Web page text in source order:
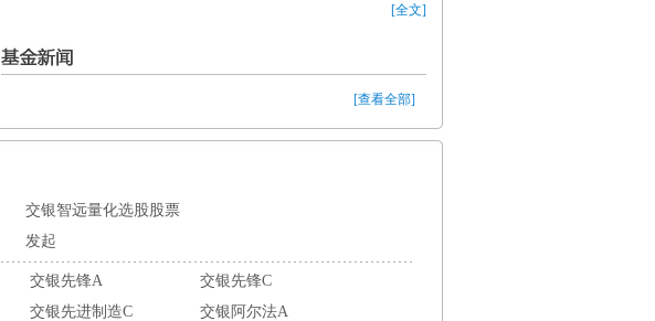
[全文]
[查看全部]
交银智远量化选股股票
发起
交银先锋A
交银先锋C
交银先进制造C
交银阿尔法A